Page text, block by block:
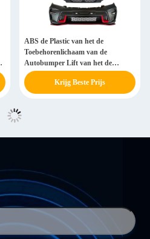
ABS de Plastic van het de
Toebehorenlichaam van de
Autobumper Lift van het de
Uitrustingengezicht voor Nissan
Navara NP300Krijg Beste Prijs